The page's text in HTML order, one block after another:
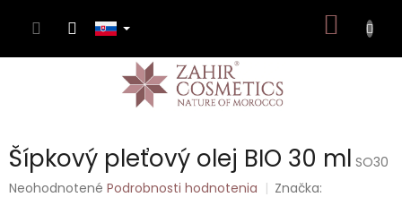
KOŠÍK
Šípkový pleťový olej BIO 30 ml SO30
Priemerné
Neohodnotené Podrobnosti hodnotenia Značka: